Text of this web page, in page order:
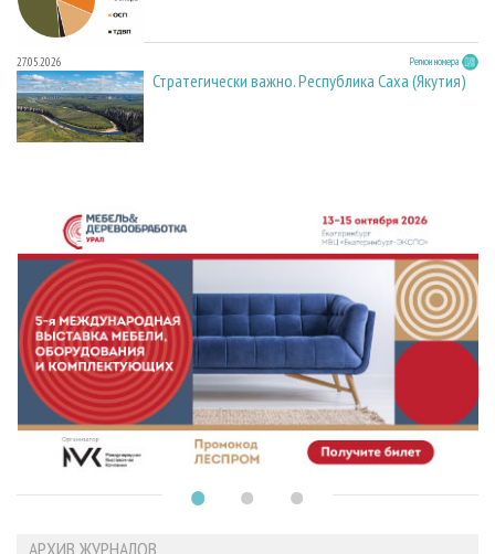
27.05.2026 Регион номера
Стратегически важно. Республика Саха (Якутия)